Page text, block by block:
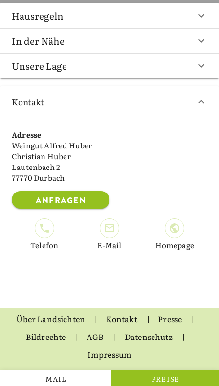
MAIL
PREISE
Hausregeln
In der Nähe
Unsere Lage
Kontakt
Adresse
Weingut Alfred Huber
Christian Huber
Lautenbach 2
77770 Durbach
ANFRAGEN
Telefon E-Mail Homepage
Über Landsichten Kontakt
Presse
Bildrechte
AGB
Datenschutz
Impressum